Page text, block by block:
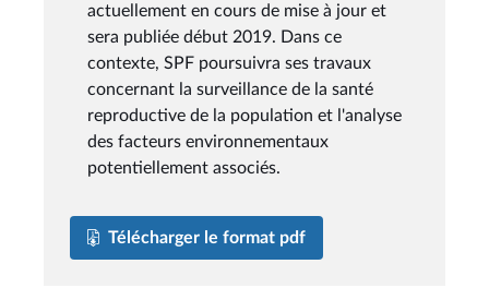
actuellement en cours de mise à jour et
sera publiée début 2019. Dans ce
contexte, SPF poursuivra ses travaux
concernant la surveillance de la santé
reproductive de la population et l'analyse
des facteurs environnementaux
potentiellement associés.
Télécharger le format pdf